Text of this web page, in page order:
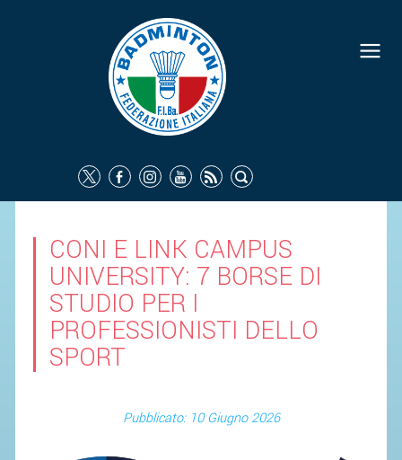
CONI E LINK CAMPUS
UNIVERSITY: 7 BORSE DI
STUDIO PER I
PROFESSIONISTI DELLO
SPORT
Pubblicato: 10 Giugno 2026